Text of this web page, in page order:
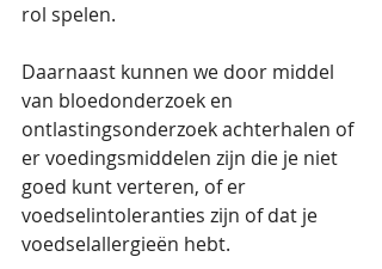
rol spelen.
Daarnaast kunnen we door middel
van bloedonderzoek en
ontlastingsonderzoek achterhalen of
er voedingsmiddelen zijn die je niet
goed kunt verteren, of er
voedselintoleranties zijn of dat je
voedselallergieën hebt.